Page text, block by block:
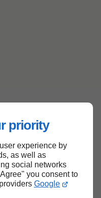
priority
experience by
as well as
social networks
you consent to
Google